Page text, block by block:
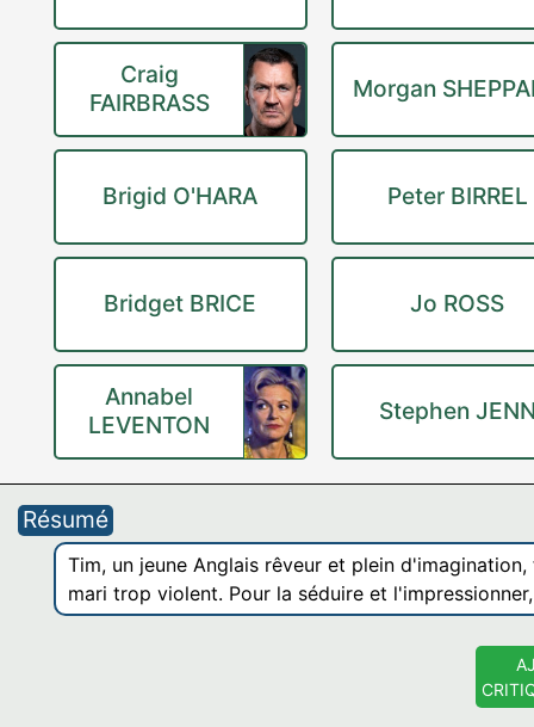
Craig
FAIRBRASS
Morgan
Brigid O'HARA Peter BIRREL
Bridget BRICE Jo ROSS
Annabel
LEVENTON
Stephen
Résumé
Tim, un jeune Anglais rêveur et plein
mari trop violent. Pour la séduire et